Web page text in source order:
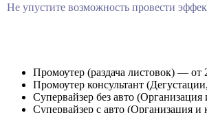
Не упустите возможность провести
Промоутер (раздача листовок) — от
Промоутер консультант
Супервайзер без авто
Супервайзер с авто (Организация